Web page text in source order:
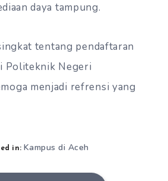
daya tampung.
tentang pendaftaran
Politeknik Negeri
menjadi refrensi yang
in: Kampus di Aceh